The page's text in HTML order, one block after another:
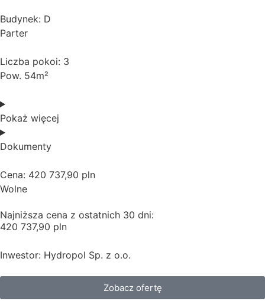
Budynek: D
Parter
Liczba pokoi: 3
Pow. 54m²
Pokaż więcej
Dokumenty
Cena: 420 737,90 pln
Wolne
Najniższa cena z ostatnich 30 dni:
420 737,90 pln
Inwestor: Hydropol Sp. z o.o.
Zobacz ofertę